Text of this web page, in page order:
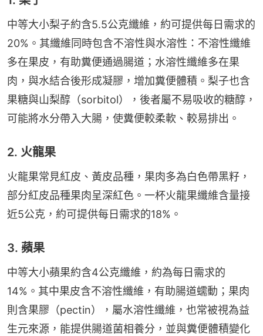
中等大小梨子約含5.5公克纖維，約可提供每日需求的
20%。其纖維同時包含不溶性與水溶性：不溶性纖維
多在果皮，有助糞便通過腸道；水溶性纖維多在果
肉，與水結合後形成凝膠，增加糞便體積。梨子也含
果糖與山梨醇（sorbitol），後者屬不易吸收的糖醇，
可能將水分帶入大腸，使糞便較柔軟、較易排出。
2. 火龍果
火龍果常見紅皮、黃皮品種，果肉多為白色帶黑籽，
部分紅皮品種果肉呈深紅色。一杯火龍果纖維含量接
近5公克，約可提供每日需求的18%。
3. 蘋果
中等大小蘋果約含4公克纖維，約為每日需求的
14%。其中果皮含不溶性纖維，有助腸道蠕動；果肉
則含果膠（pectin），屬水溶性纖維，也常被視為益
生元來源，能提供腸道菌相養分，並與糞便體積變化